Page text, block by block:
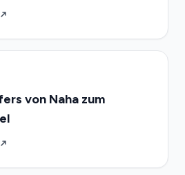
von Naha zum